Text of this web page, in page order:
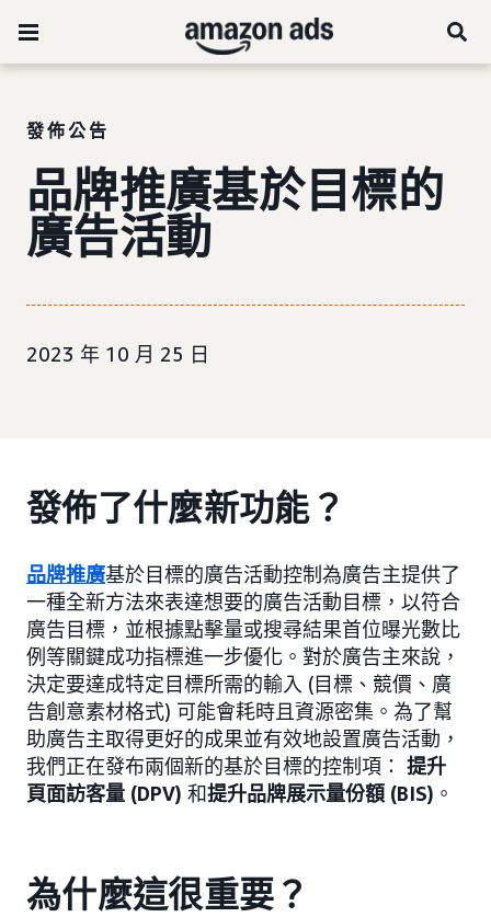
發佈公告
品牌推廣基於目標的
廣告活動
2023 年 10 月 25 日
發佈了什麼新功能？
品牌推廣基於目標的廣告活動控制為廣告主提供了
一種全新方法來表達想要的廣告活動目標，以符合
廣告目標，並根據點擊量或搜尋結果首位曝光數比
例等關鍵成功指標進一步優化。對於廣告主來說，
決定要達成特定目標所需的輸入 (目標、競價、廣
告創意素材格式) 可能會耗時且資源密集。為了幫
助廣告主取得更好的成果並有效地設置廣告活動，
我們正在發布兩個新的基於目標的控制項： 提升
頁面訪客量 (DPV) 和提升品牌展示量份額 (BIS) 。
為什麼這很重要？